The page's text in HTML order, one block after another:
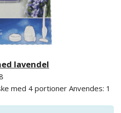
lavendel
med 4 portioner Anvendes: 1